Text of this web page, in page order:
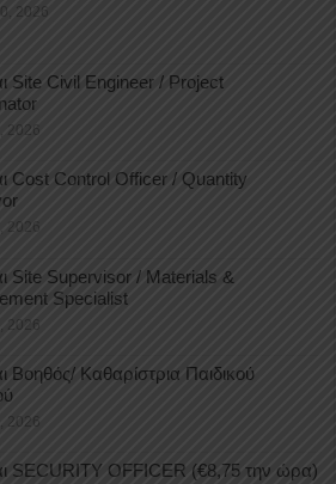
2026
Site Civil Engineer / Project
2026
Cost Control Officer / Quantity
2026
Site Supervisor / Materials &
Specialist
2026
Βοηθός/ Καθαρίστρια Παιδικού
2026
SECURITY OFFICER (€8,75 την ώρα)